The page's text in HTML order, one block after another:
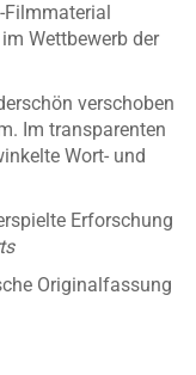
Wettbewerb der
verschoben
Im transparenten
Wort- und
Erforschung
Originalfassung